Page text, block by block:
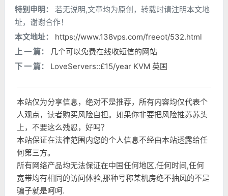
特别申明：
若无说明,文章均为原创，转载时请注明本文地
址，谢谢合作！
本文地址：
https://www.138vps.com/freeot/532.html
上 一 篇：
几个可以免费在线收短信的网站
下 一 篇：
LoveServers::£15/year KVM 英国
本站仅为分享信息，绝对不是推荐，所有内容均仅代表个
人观点，读者购买风险自担。如果你非要把风险推苏苏头
上，不要这么残忍，好吗？
本站保证在法律范围内您的个人信息不经由本站透露给任
何第三方。
所有网络产品均无法保证在中国任何地区,任何时间,任何
宽带均有相同的访问体验,那种号称某机房绝不抽风的不是
骗子就是呵呵.